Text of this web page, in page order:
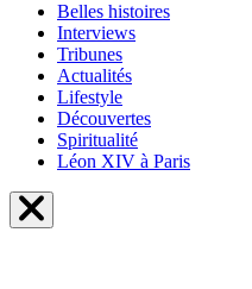
Belles histoires
Interviews
Tribunes
Actualités
Lifestyle
Découvertes
Spiritualité
Léon XIV à Paris